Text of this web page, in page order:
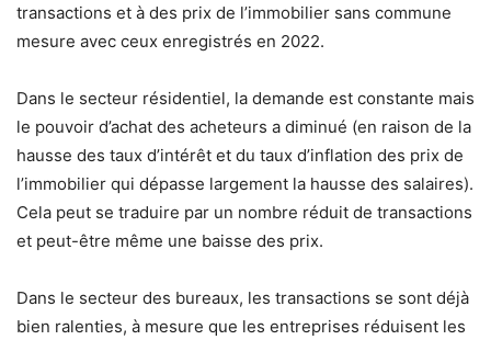
transactions et à des prix de l’immobilier sans commune
mesure avec ceux enregistrés en 2022.
Dans le secteur résidentiel, la demande est constante mais
le pouvoir d’achat des acheteurs a diminué (en raison de la
hausse des taux d’intérêt et du taux d’inflation des prix de
l’immobilier qui dépasse largement la hausse des salaires).
Cela peut se traduire par un nombre réduit de transactions
et peut-être même une baisse des prix.
Dans le secteur des bureaux, les transactions se sont déjà
bien ralenties, à mesure que les entreprises réduisent les